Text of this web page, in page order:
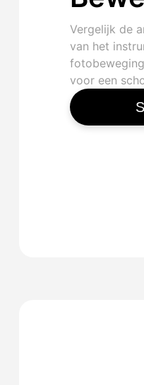
Vergelijk de
van het
voor een